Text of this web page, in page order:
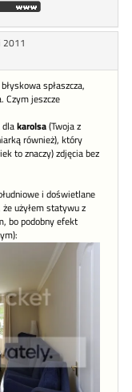
2011
spłaszcza,
Czym jeszcze
dlakarolsa(Twoja z
również), który
to znaczy) zdjęcia bez
i doświetlane
użyłem statywu z
bo podobny efekt